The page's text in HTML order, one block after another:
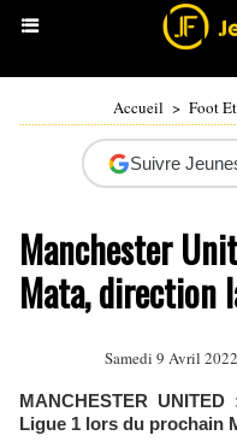
Accueil > Foot
Suivre
Manchester
Mata, direction
Samedi 9 Avril
MANCHESTER
Ligue 1 lors du prochain